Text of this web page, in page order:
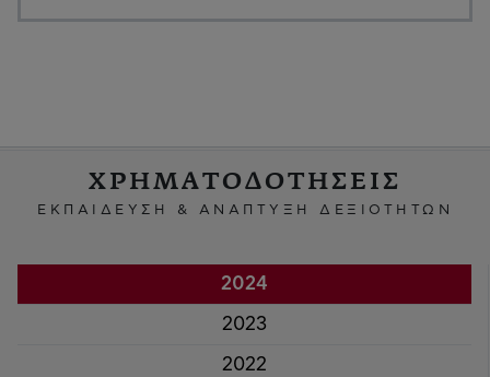
ΧΡΗΜΑΤΟΔΟΤΗΣΕΙΣ
ΕΚΠΑΙΔΕΥΣΗ & ΑΝΑΠΤΥΞΗ ΔΕΞΙΟΤΗΤΩΝ
2024
2023
2022